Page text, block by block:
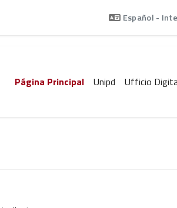
Español -
Página Principal Unipd Ufficio